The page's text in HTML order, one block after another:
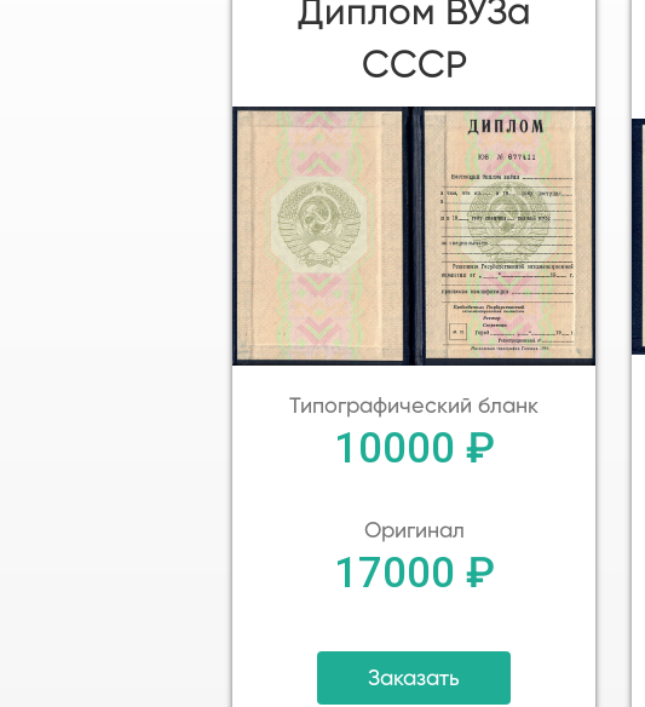
Диплом ВУЗа
СССР
Типографический бланк
10000 ₽
Оригинал
17000 ₽
Заказать